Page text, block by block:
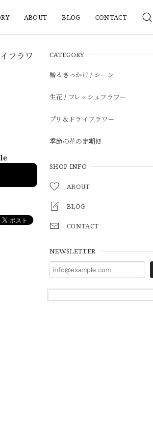
ABOUT BLOG CONTACT
CATEGORY
贈るきっかけ / シーン
生花 / フレッシュフラワー
プリ＆ドライフラワー
季節の花の定期便
SHOP INFO
ABOUT
BLOG
CONTACT
NEWSLETTER
フラワ